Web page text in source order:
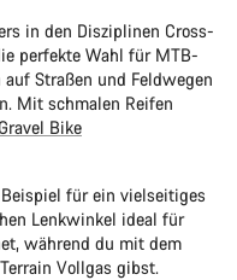
in den Disziplinen Cross-
perfekte Wahl für MTB-
Straßen und Feldwegen
Mit schmalen Reifen
Gravel Bike
für ein vielseitiges
Lenkwinkel ideal für
während du mit dem
Vollgas gibst.